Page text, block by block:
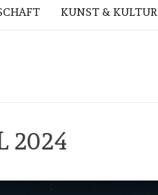
KUNST & KULTUR
2024